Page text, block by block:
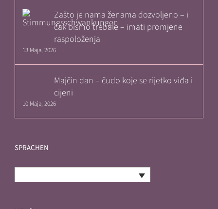
Zašto je nama ženama dozvoljeno – i
čak bismo trebale – imati promjene
raspoloženja
13 Maja, 2026
Majčin dan – čudo koje se rijetko viđa i
cijeni
10 Maja, 2026
SPRACHEN